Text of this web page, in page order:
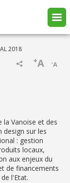
2018
-A
+A
la Vanoise et des
sur les
: gestion
locaux,
aux enjeux du
de financements
l'Etat.